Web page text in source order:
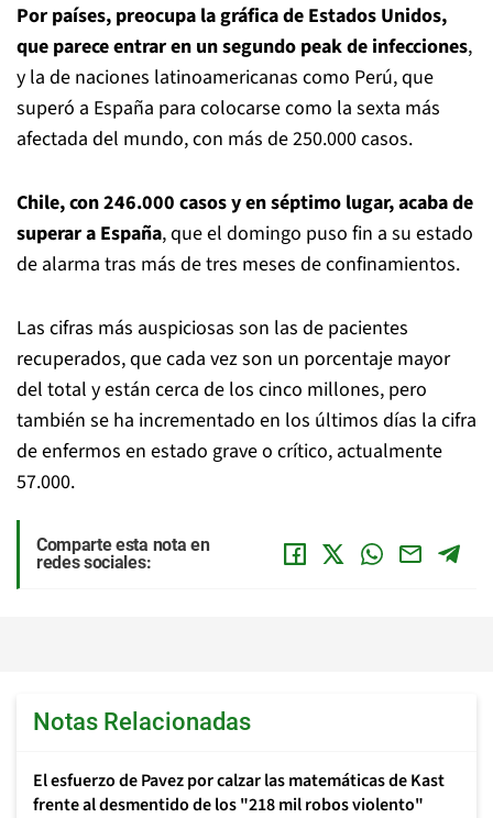
Por países, preocupa la gráfica de Estados Unidos,
que parece entrar en un segundo peak de infecciones,
y la de naciones latinoamericanas como Perú, que
superó a España para colocarse como la sexta más
afectada del mundo, con más de 250.000 casos.
Chile, con 246.000 casos y en séptimo lugar, acaba de
superar a España, que el domingo puso fin a su estado
de alarma tras más de tres meses de confinamientos.
Las cifras más auspiciosas son las de pacientes
recuperados, que cada vez son un porcentaje mayor
del total y están cerca de los cinco millones, pero
también se ha incrementado en los últimos días la cifra
de enfermos en estado grave o crítico, actualmente
57.000.
Comparte esta nota en
redes sociales:
Notas Relacionadas
El esfuerzo de Pavez por calzar las matemáticas de Kast
frente al desmentido de los "218 mil robos violento"